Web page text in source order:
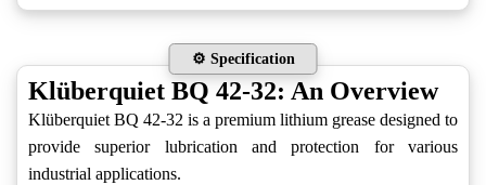
⚙️ Specification
Klüberquiet BQ 42-32: An Overview
Klüberquiet BQ 42-32 is a premium lithium grease designed to
provide superior lubrication and protection for various
industrial applications.